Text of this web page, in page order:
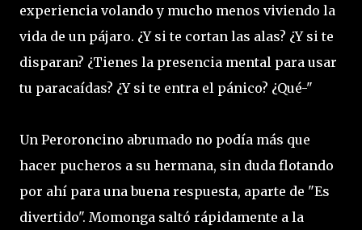
experiencia volando y mucho menos viviendo la
vida de un pájaro. ¿Y si te cortan las alas? ¿Y si te
disparan? ¿Tienes la presencia mental para usar
tu paracaídas? ¿Y si te entra el pánico? ¿Qué-"
Un Peroroncino abrumado no podía más que
hacer pucheros a su hermana, sin duda flotando
por ahí para una buena respuesta, aparte de "Es
divertido". Momonga saltó rápidamente a la